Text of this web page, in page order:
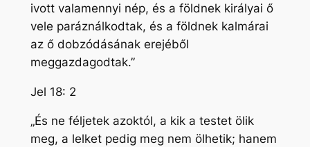
ivott valamennyi nép, és a földnek királyai ő
vele paráználkodtak, és a földnek kalmárai
az ő dobzódásának erejéből
meggazdagodtak.”
Jel 18: 2
„És ne féljetek azoktól, a kik a testet ölik
meg, a lelket pedig meg nem ölhetik; hanem